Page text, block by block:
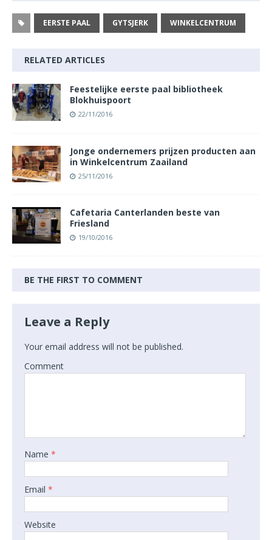
EERSTE PAAL GYTSJERK WINKELCENTRUM
RELATED ARTICLES
Feestelijke eerste paal bibliotheek
Blokhuispoort
22/11/2016
Jonge ondernemers prijzen producten aan
in Winkelcentrum Zaailand
25/11/2016
Cafetaria Canterlanden beste van
Friesland
19/10/2016
BE THE FIRST TO COMMENT
Leave a Reply
Your email address will not be published.
Comment
Name *
Email *
Website